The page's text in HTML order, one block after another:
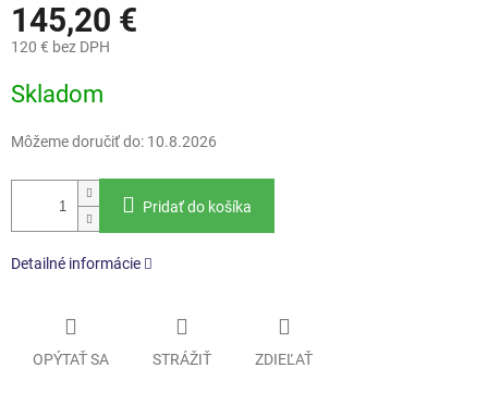
145,20 €
120 € bez DPH
cena:
Skladom
Môžeme doručiť do: 10.8.2026
Pridať do košíka
Detailné informácie
OPÝTAŤ SA STRÁŽIŤ ZDIEĽAŤ